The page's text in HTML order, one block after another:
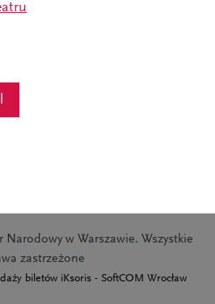
w Warszawie. Wszystkie
zastrzeżone
biletów iKsoris - SoftCOM Wrocław